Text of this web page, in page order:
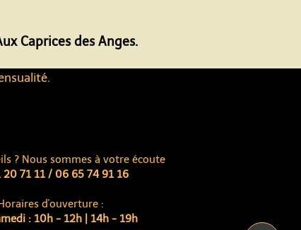
? Nous sommes à votre écoute
20 71 11 / 06 65 74 91 16
d'ouverture :
: 10h - 12h | 14h - 19h
Caprices des Anges.